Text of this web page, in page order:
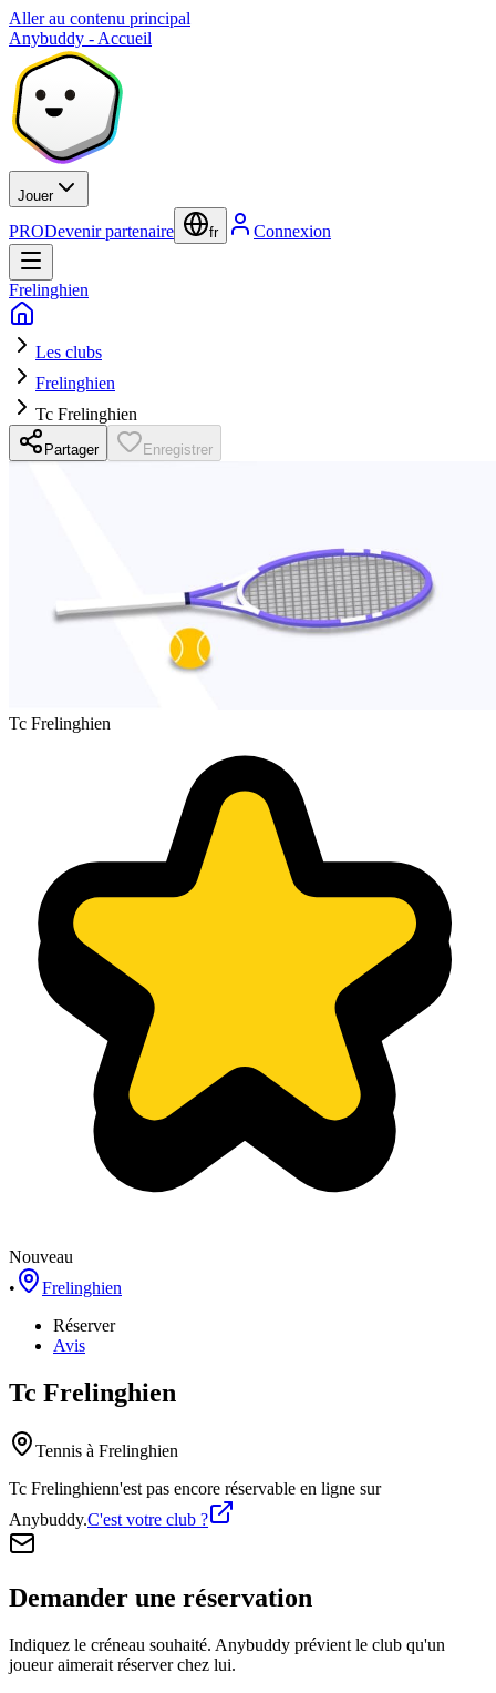
Aller au contenu principal
Anybuddy - Accueil
Jouer
PRODevenir partenaire fr Connexion
Frelinghien
Les clubs
Frelinghien
Tc Frelinghien
Partager Enregistrer
Tc Frelinghien
Nouveau
•
Frelinghien
Réserver
Avis
Tc Frelinghien
Tennis à Frelinghien
Tc Frelinghienn'est pas encore réservable en ligne sur
Anybuddy.C'est votre club ?
Demander une réservation
Indiquez le créneau souhaité. Anybuddy prévient le club qu'un
joueur aimerait réserver chez lui.